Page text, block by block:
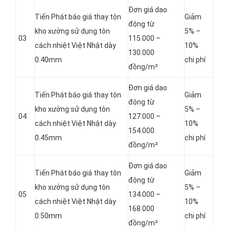
03
Tiến Phát báo giá thay tôn
kho xưởng sử dụng tôn
cách nhiệt Việt Nhật dày
0.40mm
Đơn giá dao
động từ
115.000 –
130.000
đồng/m²
Giảm
5% –
10%
chi phí
04
Tiến Phát báo giá thay tôn
kho xưởng sử dụng tôn
cách nhiệt Việt Nhật dày
0.45mm
Đơn giá dao
động từ
127.000 –
154.000
đồng/m²
Giảm
5% –
10%
chi phí
05
Tiến Phát báo giá thay tôn
kho xưởng sử dụng tôn
cách nhiệt Việt Nhật dày
0.50mm
Đơn giá dao
động từ
134.000 –
168.000
đồng/m²
Giảm
5% –
10%
chi phí